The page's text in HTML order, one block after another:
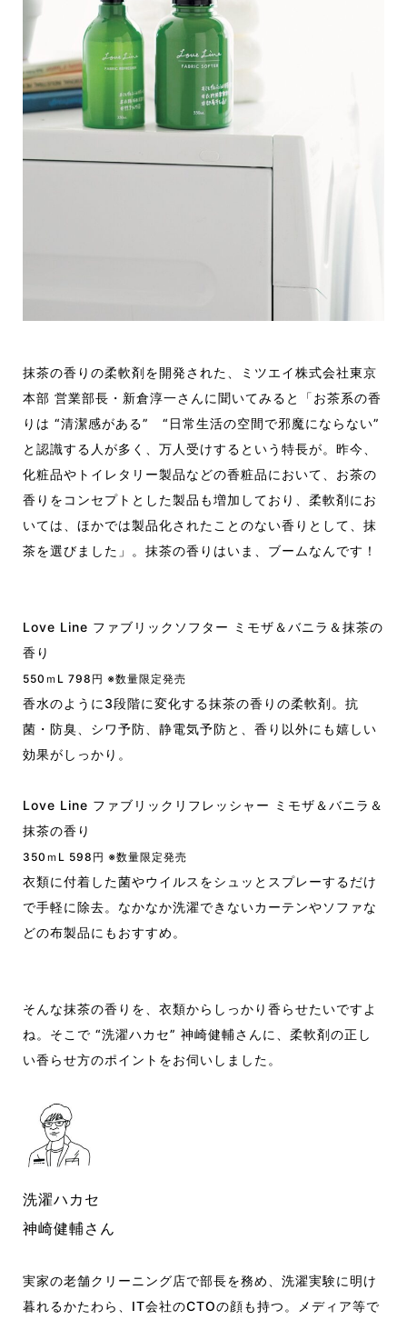
抹茶の香りの柔軟剤を開発された、ミツエイ株式会社東京
本部 営業部長・新倉淳一さんに聞いてみると「お茶系の香
りは “清潔感がある” “ 日常生活の空間で邪魔にならない”
と認識する人が多く、万人受けするという特長が。昨今、
化粧品やトイレタリー製品などの香粧品において、お茶の
香りをコンセプトとした製品も増加しており、柔軟剤にお
いては、ほかでは製品化されたことのない香りとして、抹
茶を選びました 」。抹茶の香りはいま、ブームな んです！
Love Line ファブリックソフター ミモザ＆バニラ＆抹茶の
香り
550ｍL 798円 ※数量限定発売
香水のように3段階に変化する抹茶の香りの柔軟剤。抗
菌・防臭、シワ予防、静電気予防と、香り以外にも嬉しい
効果がしっかり。
Love Line ファブリックリフレッシャー ミモザ＆バニラ＆
抹茶の香り
350ｍL 598円 ※数量限定発売
衣類に付着した菌やウイルスをシュッとスプレーするだけ
で手軽に除去。なかなか洗濯できないカーテンやソファな
どの布製品にもおすすめ。
そんな抹茶の香り を 衣類から しっかり香らせたいですよ
ね。 そこで “洗濯ハカセ” 神崎健輔さんに、柔軟剤の正し
い香らせ方のポイントをお伺いしました。
洗濯ハカセ
神崎健輔さん
実家の老舗クリーニング店で部長を務め、洗濯実験に明け
暮れるかたわら、 IT会社のCTOの顔も持つ。メディア等で